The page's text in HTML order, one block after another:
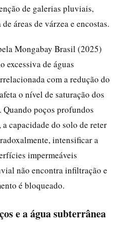
de galerias pluviais,
áreas de várzea e encostas.
Mongabay Brasil (2025)
excessiva de águas
com a redução do
o nível de saturação dos
Quando poços profundos
capacidade do solo de reter
intensificar a
impermeáveis
não encontra infiltração e
é bloqueado.
e a água subterrânea